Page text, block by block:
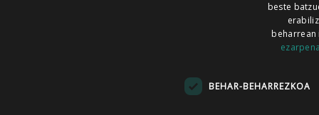
ALEA
MAILOPE NOAUA
beste
beharrean
BEHAR-BEHARREZKOA